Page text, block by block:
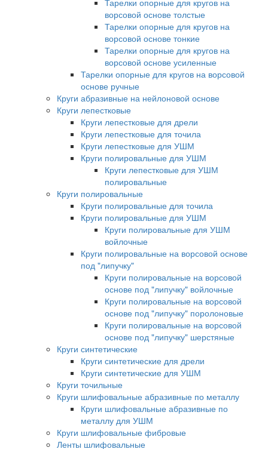
Тарелки опорные для кругов на
ворсовой основе толстые
Тарелки опорные для кругов на
ворсовой основе тонкие
Тарелки опорные для кругов на
ворсовой основе усиленные
Тарелки опорные для кругов на ворсовой
основе ручные
Круги абразивные на нейлоновой основе
Круги лепестковые
Круги лепестковые для дрели
Круги лепестковые для точила
Круги лепестковые для УШМ
Круги полировальные для УШМ
Круги лепестковые для УШМ
полировальные
Круги полировальные
Круги полировальные для точила
Круги полировальные для УШМ
Круги полировальные для УШМ
войлочные
Круги полировальные на ворсовой основе
под "липучку"
Круги полировальные на ворсовой
основе под "липучку" войлочные
Круги полировальные на ворсовой
основе под "липучку" поролоновые
Круги полировальные на ворсовой
основе под "липучку" шерстяные
Круги синтетические
Круги синтетические для дрели
Круги синтетические для УШМ
Круги точильные
Круги шлифовальные абразивные по металлу
Круги шлифовальные абразивные по
металлу для УШМ
Круги шлифовальные фибровые
Ленты шлифовальные